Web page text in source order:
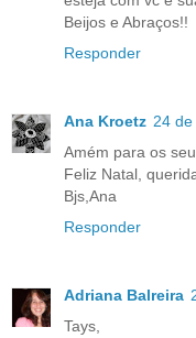
Beijos e Abraços!!
Responder
Ana Kroetz 24
Amém para os
Feliz Natal,
Bjs,Ana
Responder
Adriana Balreira
Tays,